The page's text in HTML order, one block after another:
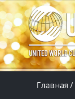
Главная /